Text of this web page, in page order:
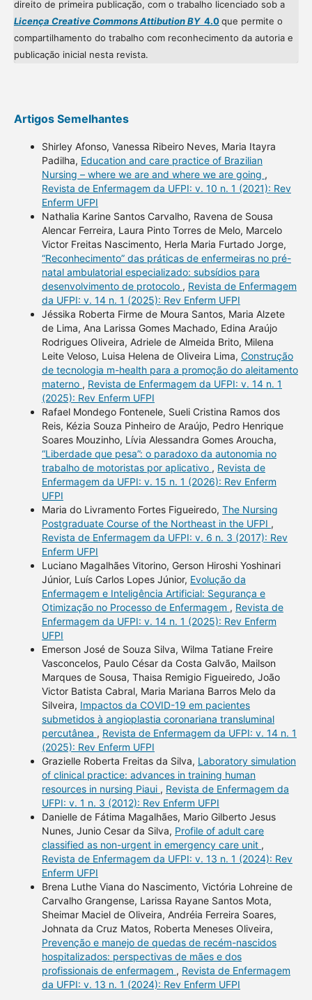
direito de primeira publicação, com o trabalho licenciado sob a
Licença Creative Commons Attibution BY4.0que permite o
compartilhamento do trabalho com reconhecimento da autoria e
publicação inicial nesta revista.
Artigos Semelhantes
Shirley Afonso, Vanessa Ribeiro Neves, Maria Itayra
Padilha, Education and care practice of Brazilian
Nursing – where we are and where we are going ,
Revista de Enfermagem da UFPI: v. 10 n. 1 (2021): Rev
Enferm UFPI
Nathalia Karine Santos Carvalho, Ravena de Sousa
Alencar Ferreira, Laura Pinto Torres de Melo, Marcelo
Victor Freitas Nascimento, Herla Maria Furtado Jorge,
“Reconhecimento” das práticas de enfermeiras no pré-
natal ambulatorial especializado: subsídios para
desenvolvimento de protocolo , Revista de Enfermagem
da UFPI: v. 14 n. 1 (2025): Rev Enferm UFPI
Jéssika Roberta Firme de Moura Santos, Maria Alzete
de Lima, Ana Larissa Gomes Machado, Edina Araújo
Rodrigues Oliveira, Adriele de Almeida Brito, Milena
Leite Veloso, Luisa Helena de Oliveira Lima, Construção
de tecnologia m-health para a promoção do aleitamento
materno , Revista de Enfermagem da UFPI: v. 14 n. 1
(2025): Rev Enferm UFPI
Rafael Mondego Fontenele, Sueli Cristina Ramos dos
Reis, Kézia Souza Pinheiro de Araújo, Pedro Henrique
Soares Mouzinho, Lívia Alessandra Gomes Aroucha,
“Liberdade que pesa”: o paradoxo da autonomia no
trabalho de motoristas por aplicativo , Revista de
Enfermagem da UFPI: v. 15 n. 1 (2026): Rev Enferm
UFPI
Maria do Livramento Fortes Figueiredo, The Nursing
Postgraduate Course of the Northeast in the UFPI ,
Revista de Enfermagem da UFPI: v. 6 n. 3 (2017): Rev
Enferm UFPI
Luciano Magalhães Vitorino, Gerson Hiroshi Yoshinari
Júnior, Luís Carlos Lopes Júnior, Evolução da
Enfermagem e Inteligência Artificial: Segurança e
Otimização no Processo de Enfermagem , Revista de
Enfermagem da UFPI: v. 14 n. 1 (2025): Rev Enferm
UFPI
Emerson José de Souza Silva, Wilma Tatiane Freire
Vasconcelos, Paulo César da Costa Galvão, Mailson
Marques de Sousa, Thaisa Remigio Figueiredo, João
Victor Batista Cabral, Maria Mariana Barros Melo da
Silveira, Impactos da COVID-19 em pacientes
submetidos à angioplastia coronariana transluminal
percutânea , Revista de Enfermagem da UFPI: v. 14 n. 1
(2025): Rev Enferm UFPI
Grazielle Roberta Freitas da Silva, Laboratory simulation
of clinical practice: advances in training human
resources in nursing Piaui , Revista de Enfermagem da
UFPI: v. 1 n. 3 (2012): Rev Enferm UFPI
Danielle de Fátima Magalhães, Mario Gilberto Jesus
Nunes, Junio Cesar da Silva, Profile of adult care
classified as non-urgent in emergency care unit ,
Revista de Enfermagem da UFPI: v. 13 n. 1 (2024): Rev
Enferm UFPI
Brena Luthe Viana do Nascimento, Victória Lohreine de
Carvalho Grangense, Larissa Rayane Santos Mota,
Sheimar Maciel de Oliveira, Andréia Ferreira Soares,
Johnata da Cruz Matos, Roberta Meneses Oliveira,
Prevenção e manejo de quedas de recém-nascidos
hospitalizados: perspectivas de mães e dos
profissionais de enfermagem , Revista de Enfermagem
da UFPI: v. 13 n. 1 (2024): Rev Enferm UFPI